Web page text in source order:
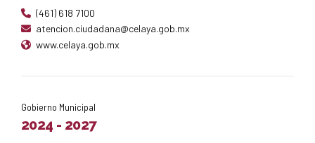
(461) 618 7100
atencion.ciudadana@celaya.gob.mx
www.celaya.gob.mx
Gobierno Municipal
2024 - 2027